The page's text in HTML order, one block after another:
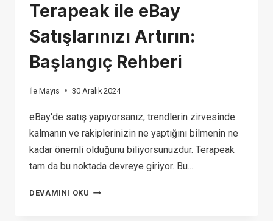
Terapeak ile eBay
Satışlarınızı Artırın:
Başlangıç Rehberi
İle Mayıs 30 Aralık 2024
eBay'de satış yapıyorsanız, trendlerin zirvesinde
kalmanın ve rakiplerinizin ne yaptığını bilmenin ne
kadar önemli olduğunu biliyorsunuzdur. Terapeak
tam da bu noktada devreye giriyor. Bu...
DEVAMINI OKU TERAPEAK